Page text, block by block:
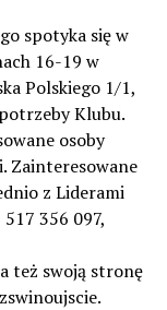
spotyka się w
16-19 w
Polskiego 1/1,
Klubu.
osoby
Zainteresowane
z Liderami
356 097,
też swoją stronę